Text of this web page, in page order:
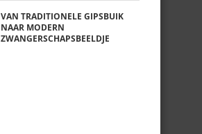
VAN TRADITIONELE GIPSBUIK
NAAR MODERN
ZWANGERSCHAPSBEELDJE